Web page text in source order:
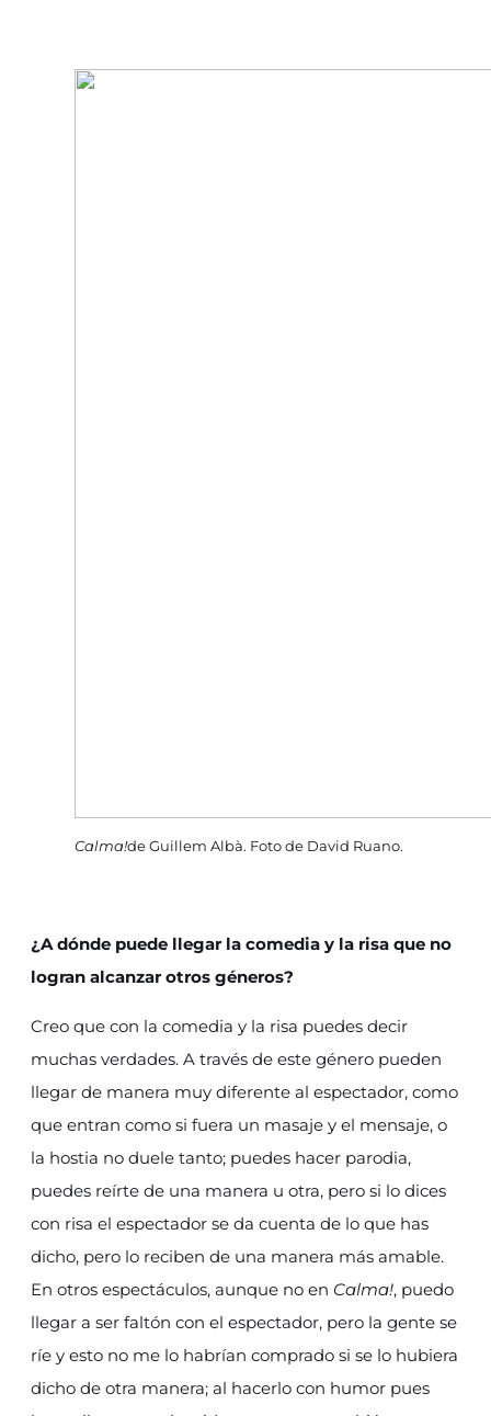
Calma!de Guillem Albà. Foto de David Ruano.
¿A dónde puede llegar la comedia y la risa que no
logran alcanzar otros géneros?
Creo que con la comedia y la risa puedes decir
muchas verdades. A través de este género pueden
llegar de manera muy diferente al espectador, como
que entran como si fuera un masaje y el mensaje, o
la hostia no duele tanto; puedes hacer parodia,
puedes reírte de una manera u otra, pero si lo dices
con risa el espectador se da cuenta de lo que has
dicho, pero lo reciben de una manera más amable.
En otros espectáculos, aunque no en Calma!, puedo
llegar a ser faltón con el espectador, pero la gente se
ríe y esto no me lo habrían comprado si se lo hubiera
dicho de otra manera; al hacerlo con humor pues